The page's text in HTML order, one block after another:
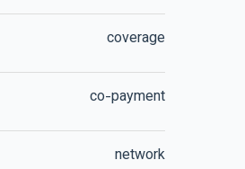
coverage
co-payment
network